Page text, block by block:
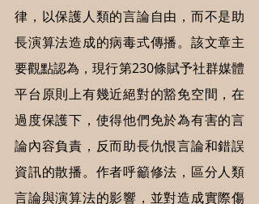
律，以保護人類的言論自由，而不是助
長演算法造成的病毒式傳播。該文章主
要觀點認為，現行第230條賦予社群媒體
平台原則上有幾近絕對的豁免空間，在
過度保護下，使得他們免於為有害的言
論內容負責，反而助長仇恨言論和錯誤
資訊的散播。作者呼籲修法，區分人類
言論與演算法的影響，並對造成實際傷